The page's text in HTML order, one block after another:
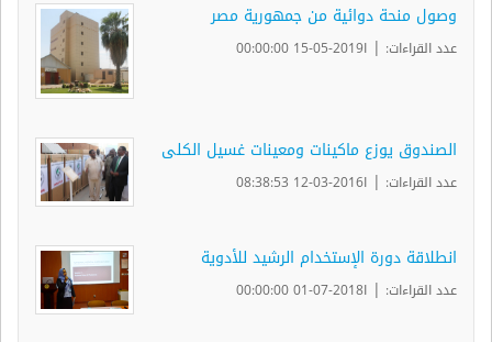
وصول منحة دوائية من جمهورية مصر
عدد القراءات: | ا2019-05-15 00:00:00
الصندوق يوزع ماكينات ومعينات غسيل الكلى
عدد القراءات: | ا2016-03-12 08:38:53
انطلاقة دورة الإستخدام الرشيد للأدوية
عدد القراءات: | ا2018-07-01 00:00:00